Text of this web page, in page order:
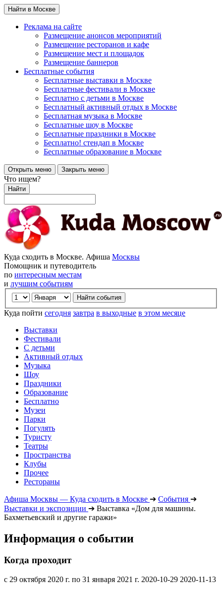
Найти в Москве
Реклама на сайте
Размещение анонсов мероприятий
Размещение ресторанов и кафе
Размещение мест и площадок
Размещение баннеров
Бесплатные события
Бесплатные выставки в Москве
Бесплатные фестивали в Москве
Бесплатно с детьми в Москве
Бесплатный активный отдых в Москве
Бесплатная музыка в Москве
Бесплатные шоу в Москве
Бесплатные праздники в Москве
Бесплатно! стендап в Москве
Бесплатные образование в Москве
Открыть меню Закрыть меню
Что ищем?
Найти
Куда сходить в Москве. Афиша Москвы
Помощник и путеводитель
по интересным местам
и лучшим событиям
Куда пойти сегодня завтра в выходные в этом месяце
Выставки
Фестивали
С детьми
Активный отдых
Музыка
Шоу
Праздники
Образование
Бесплатно
Музеи
Парки
Погулять
Туристу
Театры
Пространства
Клубы
Прочее
Рестораны
Афиша Москвы — Куда сходить в Москве ➔ События ➔
Выставки и экспозиции ➔ Выставка «Дом для машины.
Бахметьевский и другие гаражи»
Информация о событии
Когда проходит
с 29 октября 2020 г. по 31 января 2021 г. 2020-10-29 2020-11-13